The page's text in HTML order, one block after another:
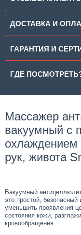
ДОСТАВКА И
ГАРАНТИЯ И
ГДЕ
Массажер
вакуумный с
охлаждением
рук, живота
Вакуумный
это простой, безопасный
уменьшить проявления
состояния кожи,
кровообращения.